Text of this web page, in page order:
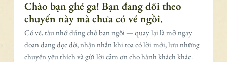
Chào bạn ghé ga! Bạn đang dõi theo
chuyến này mà chưa có vé ngồi.
Có vé, tàu nhớ đúng chỗ bạn ngồi — quay lại là mở ngay
đoạn đang đọc dở, nhận nhắn khi toa có lời mới, lưu những
chuyến yêu thích và gửi lời cảm ơn cho hành khách khác.